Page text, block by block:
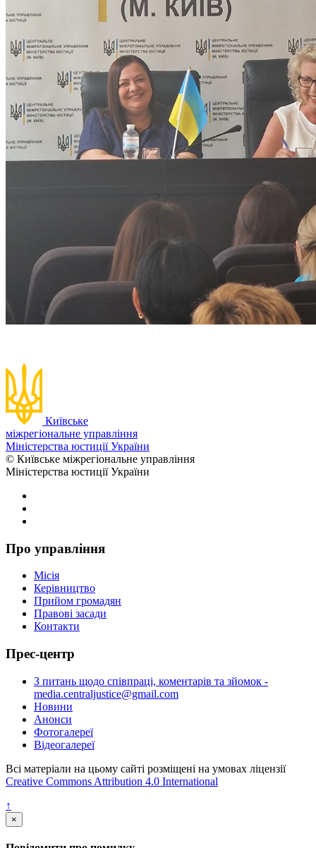
Київське
міжрегіональне управління
Міністерства юстиції України
© Київське міжрегіональне управління
Міністерства юстиції України
Про управління
Місія
Керівництво
Прийом громадян
Правові засади
Контакти
Прес-центр
З питань щодо співпраці, коментарів та зйомок -
media.centraljustice@gmail.com
Новини
Анонси
Фотогалереї
Відеогалереї
Всі матеріали на цьому сайті розміщені на умовах ліцензії
Creative Commons Attribution 4.0 International
↑
×